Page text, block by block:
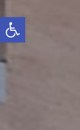
Open toolbar